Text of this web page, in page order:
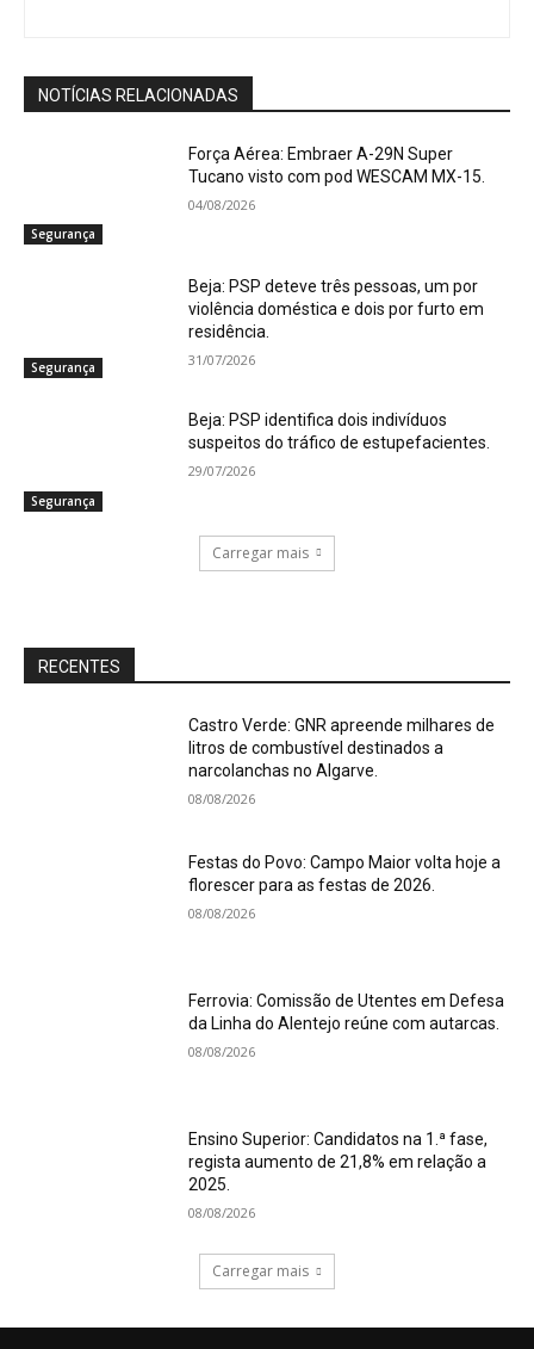
NOTÍCIAS RELACIONADAS
Segurança
Força Aérea: Embraer A-29N Super
Tucano visto com pod WESCAM MX-15.
04/08/2026
Segurança
Beja: PSP deteve três pessoas, um por
violência doméstica e dois por furto em
residência.
31/07/2026
Segurança
Beja: PSP identifica dois indivíduos
suspeitos do tráfico de estupefacientes.
29/07/2026
Carregar mais
RECENTES
Castro Verde: GNR apreende milhares de
litros de combustível destinados a
narcolanchas no Algarve.
08/08/2026
Festas do Povo: Campo Maior volta hoje a
florescer para as festas de 2026.
08/08/2026
Ferrovia: Comissão de Utentes em Defesa
da Linha do Alentejo reúne com autarcas.
08/08/2026
Ensino Superior: Candidatos na 1.ª fase,
regista aumento de 21,8% em relação a
2025.
08/08/2026
Carregar mais